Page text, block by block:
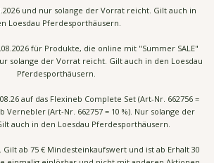
und nur solange der Vorrat reicht. Gilt auch in
Loesdau Pferdesporthäusern.
für Produkte, die online mit "Summer SALE"
solange der Vorrat reicht. Gilt auch in den Loesdau
Pferdesporthäusern.
auf das Flexineb Complete Set (Art-Nr. 662756 =
Vernebler (Art-Nr. 662757 = 10 %). Nur solange der
auch in den Loesdau Pferdesporthäusern.
ab 75 € Mindesteinkaufswert und ist ab Erhalt 30